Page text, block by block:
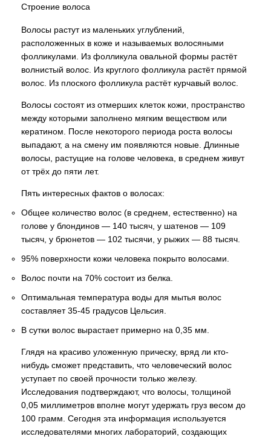
Строение волоса
Волосы растут из маленьких углублений,
расположенных в коже и называемых волосяными
фолликулами. Из фолликула овальной формы растёт
волнистый волос. Из круглого фолликула растёт прямой
волос. Из плоского фолликула растёт курчавый волос.
Волосы состоят из отмерших клеток кожи, пространство
между которыми заполнено мягким веществом или
кератином. После некоторого периода роста волосы
выпадают, а на смену им появляются новые. Длинные
волосы, растущие на голове человека, в среднем живут
от трёх до пяти лет.
Пять интересных фактов о волосах:
Общее количество волос (в среднем, естественно) на
голове у блондинов — 140 тысяч, у шатенов — 109
тысяч, у брюнетов — 102 тысячи, у рыжих — 88 тысяч.
95% поверхности кожи человека покрыто волосами.
Волос почти на 70% состоит из белка.
Оптимальная температура воды для мытья волос
составляет 35-45 градусов Цельсия.
В сутки волос вырастает примерно на 0,35 мм.
Глядя на красиво уложенную прическу, вряд ли кто-
нибудь сможет представить, что человеческий волос
уступает по своей прочности только железу.
Исследования подтверждают, что волосы, толщиной
0,05 миллиметров вполне могут удержать груз весом до
100 грамм. Сегодня эта информация используется
исследователями многих лабораторий, создающих